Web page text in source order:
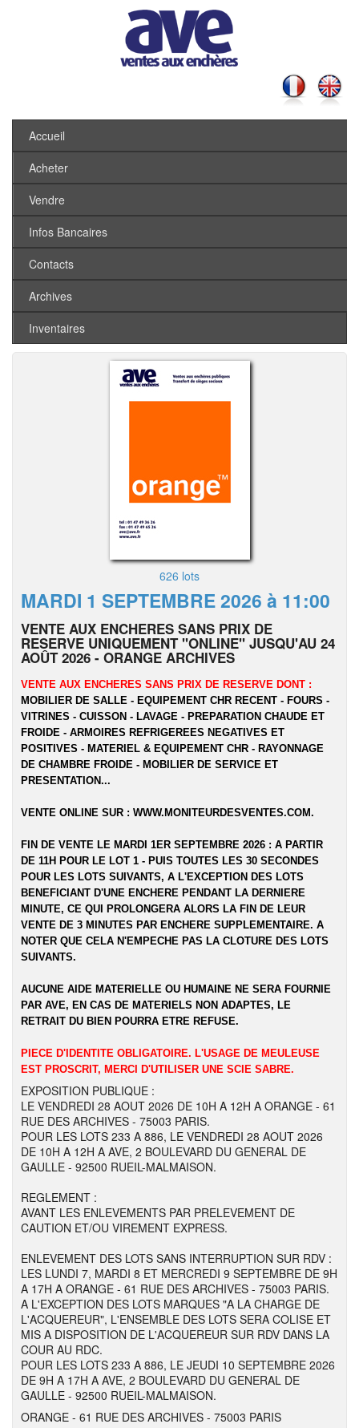
Accueil
Acheter
Vendre
Infos Bancaires
Contacts
Archives
Inventaires
626 lots
MARDI 1 SEPTEMBRE 2026 à 11:00
VENTE AUX ENCHERES SANS PRIX DE
RESERVE UNIQUEMENT "ONLINE" JUSQU'AU 24
AOÛT 2026 - ORANGE ARCHIVES
VENTE AUX ENCHERES SANS PRIX DE RESERVE DONT :
MOBILIER DE SALLE - EQUIPEMENT CHR RECENT - FOURS -
VITRINES - CUISSON - LAVAGE - PREPARATION CHAUDE ET
FROIDE - ARMOIRES REFRIGEREES NEGATIVES ET
POSITIVES - MATERIEL & EQUIPEMENT CHR - RAYONNAGE
DE CHAMBRE FROIDE - MOBILIER DE SERVICE ET
PRESENTATION...
VENTE ONLINE SUR : WWW.MONITEURDESVENTES.COM.
FIN DE VENTE LE MARDI 1ER SEPTEMBRE 2026 : A PARTIR
DE 11H POUR LE LOT 1 - PUIS TOUTES LES 30 SECONDES
POUR LES LOTS SUIVANTS, A L'EXCEPTION DES LOTS
BENEFICIANT D'UNE ENCHERE PENDANT LA DERNIERE
MINUTE, CE QUI PROLONGERA ALORS LA FIN DE LEUR
VENTE DE 3 MINUTES PAR ENCHERE SUPPLEMENTAIRE. A
NOTER QUE CELA N'EMPECHE PAS LA CLOTURE DES LOTS
SUIVANTS.
AUCUNE AIDE MATERIELLE OU HUMAINE NE SERA FOURNIE
PAR AVE, EN CAS DE MATERIELS NON ADAPTES, LE
RETRAIT DU BIEN POURRA ETRE REFUSE.
PIECE D'IDENTITE OBLIGATOIRE. L'USAGE DE MEULEUSE
EST PROSCRIT, MERCI D'UTILISER UNE SCIE SABRE.
EXPOSITION PUBLIQUE :
LE VENDREDI 28 AOUT 2026 DE 10H A 12H A ORANGE - 61
RUE DES ARCHIVES - 75003 PARIS.
POUR LES LOTS 233 A 886, LE VENDREDI 28 AOUT 2026
DE 10H A 12H A AVE, 2 BOULEVARD DU GENERAL DE
GAULLE - 92500 RUEIL-MALMAISON.
REGLEMENT :
AVANT LES ENLEVEMENTS PAR PRELEVEMENT DE
CAUTION ET/OU VIREMENT EXPRESS.
ENLEVEMENT DES LOTS SANS INTERRUPTION SUR RDV :
LES LUNDI 7, MARDI 8 ET MERCREDI 9 SEPTEMBRE DE 9H
A 17H A ORANGE - 61 RUE DES ARCHIVES - 75003 PARIS.
A L'EXCEPTION DES LOTS MARQUES "A LA CHARGE DE
L'ACQUEREUR", L'ENSEMBLE DES LOTS SERA COLISE ET
MIS A DISPOSITION DE L'ACQUEREUR SUR RDV DANS LA
COUR AU RDC.
POUR LES LOTS 233 A 886, LE JEUDI 10 SEPTEMBRE 2026
DE 9H A 17H A AVE, 2 BOULEVARD DU GENERAL DE
GAULLE - 92500 RUEIL-MALMAISON.
ORANGE - 61 RUE DES ARCHIVES - 75003 PARIS